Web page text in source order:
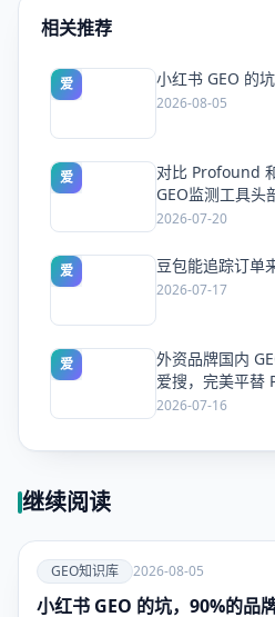
相关推荐
爱 小红书 GEO 的
2026-08-05
爱
对比 Profound
GEO监测工具头
方案
2026-07-20
爱 豆包能追踪订单
2026-07-17
爱
外资品牌国内
爱搜，完美平替
平台
2026-07-16
继续阅读
爱
GEO知识
GEO知识库 2026-08-05
小红书 GEO 的坑，90%的品